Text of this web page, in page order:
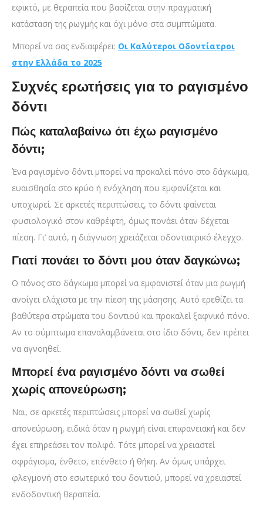
εφικτό, με θεραπεία που βασίζεται στην πραγματική
κατάσταση της ρωγμής και όχι μόνο στα συμπτώματα.
Μπορεί να σας ενδιαφέρει: Οι Καλύτεροι Οδοντίατροι
στην Ελλάδα το 2025
Συχνές ερωτήσεις για το ραγισμένο
δόντι
Πώς καταλαβαίνω ότι έχω ραγισμένο
δόντι;
Ένα ραγισμένο δόντι μπορεί να προκαλεί πόνο στο δάγκωμα,
ευαισθησία στο κρύο ή ενόχληση που εμφανίζεται και
υποχωρεί. Σε αρκετές περιπτώσεις, το δόντι φαίνεται
φυσιολογικό στον καθρέφτη, όμως πονάει όταν δέχεται
πίεση. Γι’ αυτό, η διάγνωση χρειάζεται οδοντιατρικό έλεγχο.
Γιατί πονάει το δόντι μου όταν δαγκώνω;
Ο πόνος στο δάγκωμα μπορεί να εμφανιστεί όταν μια ρωγμή
ανοίγει ελάχιστα με την πίεση της μάσησης. Αυτό ερεθίζει τα
βαθύτερα στρώματα του δοντιού και προκαλεί ξαφνικό πόνο.
Αν το σύμπτωμα επαναλαμβάνεται στο ίδιο δόντι, δεν πρέπει
να αγνοηθεί.
Μπορεί ένα ραγισμένο δόντι να σωθεί
χωρίς απονεύρωση;
Ναι, σε αρκετές περιπτώσεις μπορεί να σωθεί χωρίς
απονεύρωση, ειδικά όταν η ρωγμή είναι επιφανειακή και δεν
έχει επηρεάσει τον πολφό. Τότε μπορεί να χρειαστεί
σφράγισμα, ένθετο, επένθετο ή θήκη. Αν όμως υπάρχει
φλεγμονή στο εσωτερικό του δοντιού, μπορεί να χρειαστεί
ενδοδοντική θεραπεία.